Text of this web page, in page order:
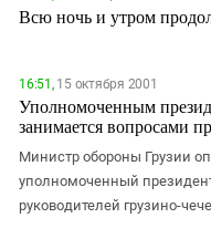
Дагестан
Кабардино-Балкария
Калмыкия
Карачаево-Черкесия
Краснодарский край
Всю ночь и утром
16:51,15 октября 2001
Уполномоченным
занимается вопросами
Министр обороны Грузии
уполномоченный
руководителей грузино-